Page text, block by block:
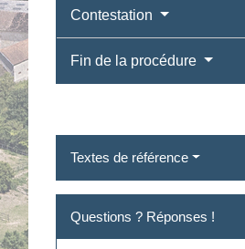
Contestation
Fin de la procédure
Textes de référence
Questions ? Réponses !